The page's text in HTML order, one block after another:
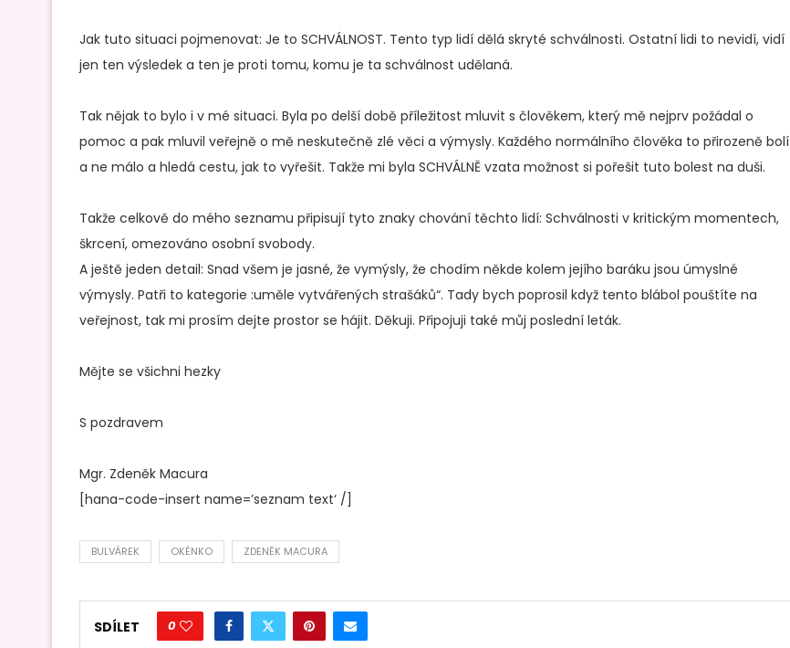
Jak tuto situaci pojmenovat: Je to SCHVÁLNOST. Tento typ lidí dělá skryté schválnosti. Ostatní lidi to nevidí, vidí
jen ten výsledek a ten je proti tomu, komu je ta schválnost udělaná.
Tak nějak to bylo i v mé situaci. Byla po delší době příležitost mluvit s člověkem, který mě nejprv požádal o
pomoc a pak mluvil veřejně o mě neskutečně zlé věci a výmysly. Každého normálního člověka to přirozeně bolí
a ne málo a hledá cestu, jak to vyřešit. Takže mi byla SCHVÁLNĚ vzata možnost si pořešit tuto bolest na duši.
Takže celkově do mého seznamu připisují tyto znaky chování těchto lidí: Schválnosti v kritickým momentech,
škrcení, omezováno osobní svobody.
A ještě jeden detail: Snad všem je jasné, že vymýsly, že chodím někde kolem jejího baráku jsou úmyslné
výmysly. Patři to kategorie :uměle vytvářených strašáků“. Tady bych poprosil když tento blábol pouštíte na
veřejnost, tak mi prosím dejte prostor se hájit. Děkuji. Připojuji také můj poslední leták.
Mějte se všichni hezky
S pozdravem
Mgr. Zdeněk Macura
[hana-code-insert name=’seznam text‘ /]
BULVÁREK OKÉNKO ZDENĚK MACURA
SDÍLET 0